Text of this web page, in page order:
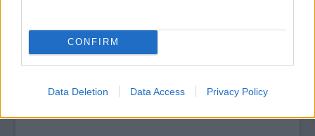
CONFIRM
Data Deletion Data Access Privacy Policy